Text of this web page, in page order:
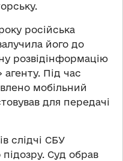
російська
його до
розвідінформацію
агенту. Під час
мобільний
для передачі
слідчі СБУ
Суд обрав